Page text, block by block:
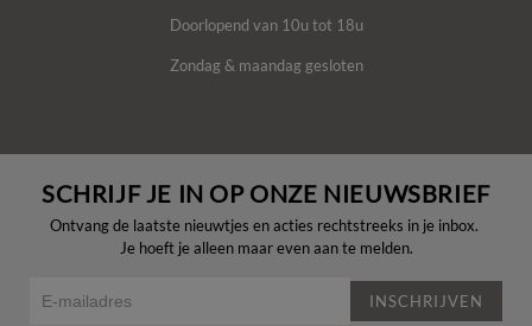
Doorlopend van 10u tot 18u
Zondag & maandag gesloten
SCHRIJF JE IN OP ONZE NIEUWSBRIEF
Ontvang de laatste nieuwtjes en acties rechtstreeks in je inbox.
Je hoeft je alleen maar even aan te melden.
INSCHRIJVEN